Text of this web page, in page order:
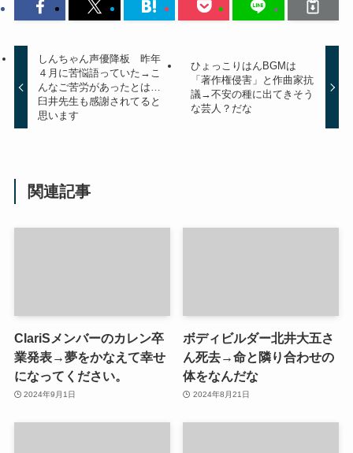
しんちゃん声優降板 昨年
４月に苦悩語っていた→こ
んなご苦労があったとは…
臼井先生も感謝されてると
思います
ひょっこりはんBGMは
「著作権侵害」と作曲家抗
議→不安の種に出てきそう
な芸人？だな
関連記事
ClariSメンバーのカレン卒
業発表→夢をかなえて幸せ
になってください。
2024年9月1日
ボディビルダー北井大五さ
ん死去→命と隣り合わせの
体をなんだな
2024年8月21日